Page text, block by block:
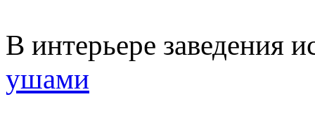
В интерьере заведения
ушами